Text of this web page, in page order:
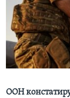
Learning English
СОЦИАЛЬНЫЕ СЕТИ
Языки
ООН